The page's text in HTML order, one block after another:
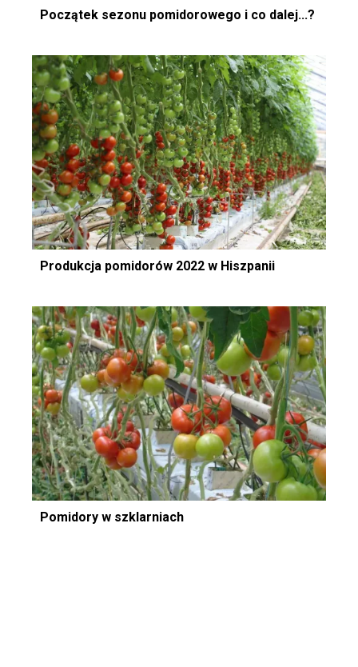
Początek sezonu pomidorowego i co dalej...?
Produkcja pomidorów 2022 w Hiszpanii
Pomidory w szklarniach